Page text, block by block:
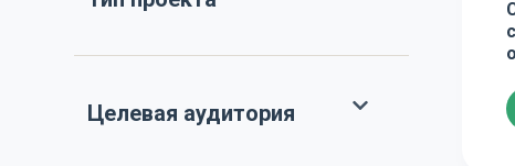
Целевая аудитория